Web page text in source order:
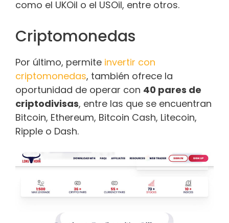
como el UKOil o el USOil, entre otros.
Criptomonedas
Por último, permite invertir con
criptomonedas, también ofrece la
oportunidad de operar con 40 pares de
criptodivisas, entre las que se encuentran
Bitcoin, Ethereum, Bitcoin Cash, Litecoin,
Ripple o Dash.